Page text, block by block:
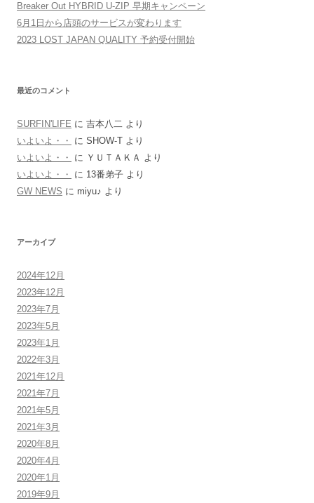
Breaker Out HYBRID U-ZIP 早期キャンペーン
6月1日から店頭のサービスが変わります
2023 LOST JAPAN QUALITY 予約受付開始
最近のコメント
SURFIN'LIFE に 吉本八二 より
いよいよ・・
に SHOW-T より
いよいよ・・
に ＹＵＴＡＫＡ より
いよいよ・・
に 13番弟子 より
GW NEWS に miyu♪ より
アーカイブ
2024年12月
2023年12月
2023年7月
2023年5月
2023年1月
2022年3月
2021年12月
2021年7月
2021年5月
2021年3月
2020年8月
2020年4月
2020年1月
2019年9月